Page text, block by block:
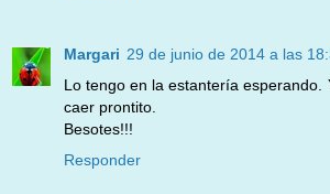
Margari 29 de junio de 2014 a las
Lo tengo en la estantería esperando.
caer prontito.
Besotes!!!
Responder